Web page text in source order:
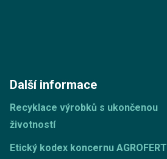
Další informace
Recyklace výrobků s ukončenou
životností
Etický kodex koncernu AGROFERT